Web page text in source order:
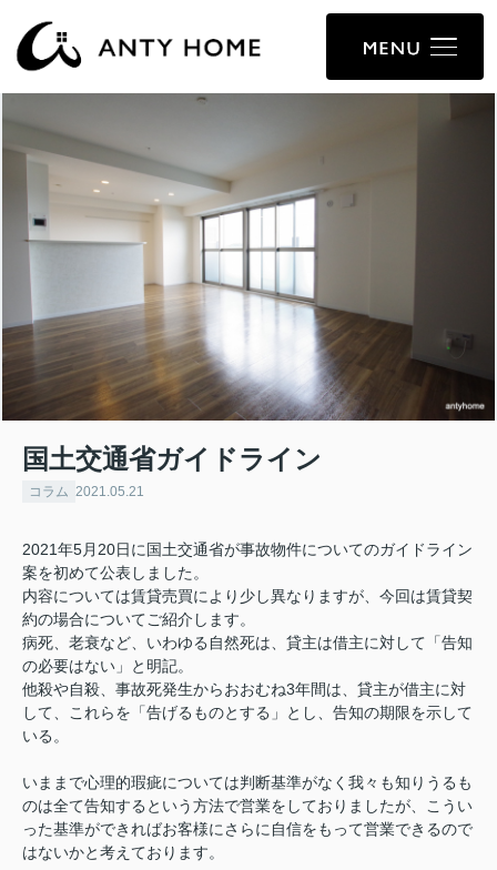
国土交通省ガイドライン
コラム 2021.05.21
2021年5月20日に国土交通省が事故物件についてのガイドライン
案を初めて公表しました。
内容については賃貸売買により少し異なりますが、今回は賃貸契
約の場合についてご紹介します。
病死、老衰など、いわゆる自然死は、貸主は借主に対して「告知
の必要はない」と明記。
他殺や自殺、事故死発生からおおむね3年間は、貸主が借主に対
して、これらを「告げるものとする」とし、告知の期限を示して
いる。
いままで心理的瑕疵については判断基準がなく我々も知りうるも
のは全て告知するという方法で営業をしておりましたが、こうい
った基準ができればお客様にさらに自信をもって営業できるので
はないかと考えております。